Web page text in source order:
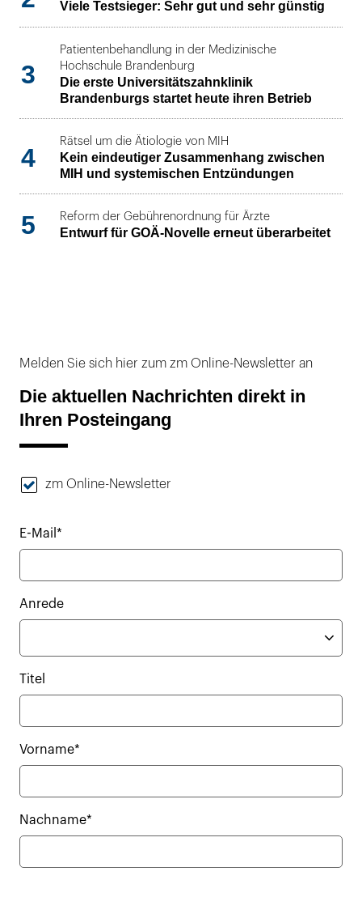
Viele Testsieger: Sehr gut und sehr günstig
3
Patientenbehandlung in der Medizinische
Hochschule Brandenburg
Die erste Universitätszahnklinik
Brandenburgs startet heute ihren Betrieb
4
Rätsel um die Ätiologie von MIH
Kein eindeutiger Zusammenhang zwischen
MIH und systemischen Entzündungen
5 Reform der Gebührenordnung für Ärzte
Entwurf für GOÄ-Novelle erneut überarbeitet
Melden Sie sich hier zum zm Online-Newsletter an
Die aktuellen Nachrichten direkt in
Ihren Posteingang
zm Online-Newsletter
E-Mail*
Anrede
Titel
Vorname*
Nachname*